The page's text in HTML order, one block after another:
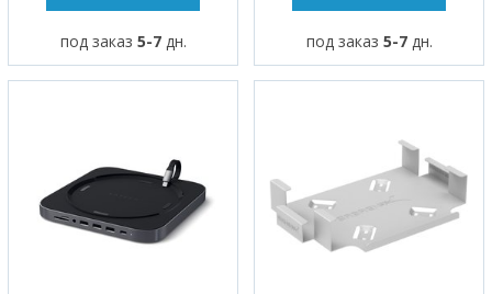
под заказ 5-7дн. под заказ 5-7дн.